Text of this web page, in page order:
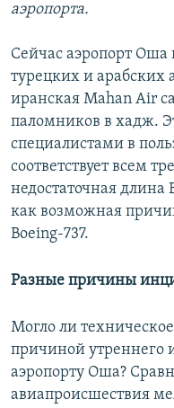
аэропорта.
Сейчас аэропорт
турецких и арабских
иранская Mahan Air
паломников в хадж.
специалистами в
соответствует всем
недостаточная
как возможная
Boeing-737.
Разные причины
Могло ли техническое
причиной утреннего
аэропорту Оша?
авиапроисшествия